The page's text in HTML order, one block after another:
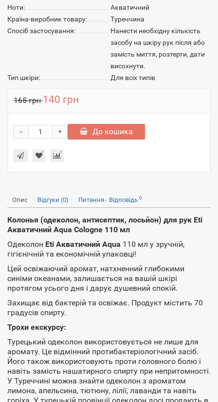
Ноти:
Акватичний
Країна-виробник товару:
Туреччина
Спосіб застосування:
Нанести необхідну кількість
засобу на шкіру рук після або
замість миття, розтерти, дати
висохнути.
Тип шкіри:
Для всіх типів
165 грн140 грн
+
- До кошика
Опис Відгуки (0) Питання - Відповідь 0
Колонья (одеколон, антисептик, лосьйон) для рук Eti
Акватичний Aqua Cologne 110 мл
Одеколон Eti Акватичний Aqua 110 мл у зручній,
гігієнічній та економічній упаковці!
Цей освіжаючий аромат, натхненний глибокими
синіми океанами, залишається на вашій шкірі
протягом усього дня і дарує душевний спокій.
Захищає від бактерій та освіжає. Продукт містить 70
градусів спирту.
Трохи екскурсу:
Турецький одеколон використовується не лише для
аромату. Це відмінний протибактеріологічний засіб.
Його також використовують проти головного болю і
навіть замість нашатирного спирту при непритомності.
У Туреччині можна знайти одеколон з ароматом
лимона, апельсина, тютюну, лілії, лаванди та навіть